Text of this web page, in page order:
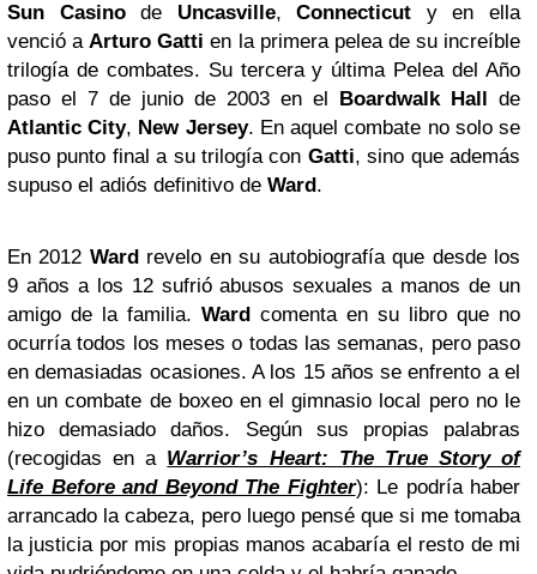
Sun Casinode Uncasville,Connecticut y en ella
venció aArturo Gatti en la primera pelea de su increíble
trilogía de combates. Su tercera y última Pelea del Año
paso el 7 de junio de 2003 en el Boardwalk Hall de
Atlantic City, New Jersey. En aquel combate no solo se
puso punto final a su trilogía con Gatti, sino que además
supuso el adiós definitivo de Ward.
En 2012 Wardrevelo en su autobiografía que desde los
9 años a los 12 sufrió abusos sexuales a manos de un
amigo de la familia. Ward comenta en su libro que no
ocurría todos los meses o todas las semanas, pero paso
en demasiadas ocasiones. A los 15 años se enfrento a el
en un combate de boxeo en el gimnasio local pero no le
hizo demasiado daños. Según sus propias palabras
(recogidas en a Warrior’s Heart: The True Story of
Life Before and Beyond The Fighter): Le podría haber
arrancado la cabeza, pero luego pensé que si me tomaba
la justicia por mis propias manos acabaría el resto de mi